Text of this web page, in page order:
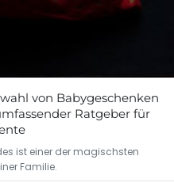
von Babygeschenken
Ratgeber für
ist einer der magischsten
Familie.